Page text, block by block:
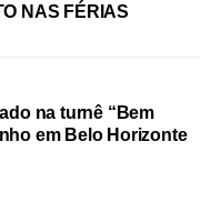
NAS FÉRIAS
na turnê “Bem
em Belo Horizonte